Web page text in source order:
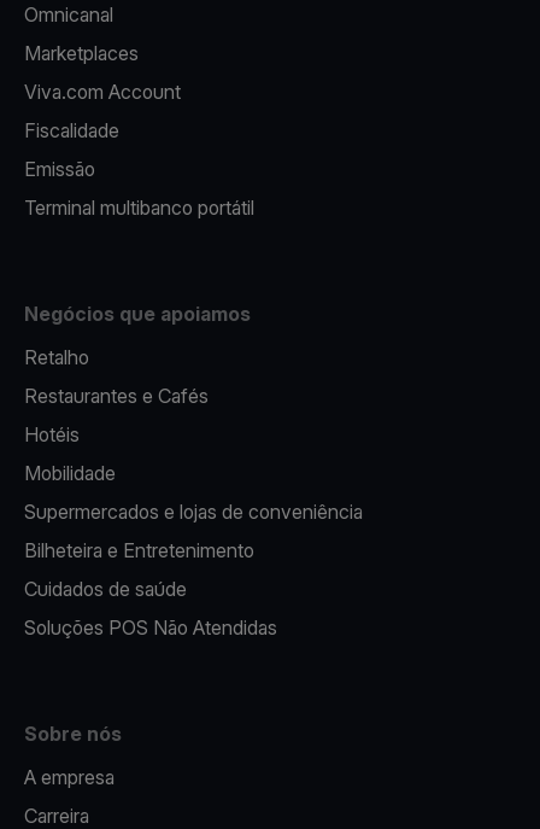
Omnicanal
Marketplaces
Viva.com Account
Fiscalidade
Emissão
Terminal multibanco portátil
Negócios que apoiamos
Retalho
Restaurantes e Cafés
Hotéis
Mobilidade
Supermercados e lojas de conveniência
Bilheteira e Entretenimento
Cuidados de saúde
Soluções POS Não Atendidas
Sobre nós
A empresa
Carreira